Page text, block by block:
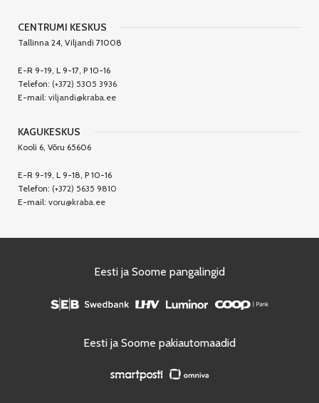
CENTRUMI KESKUS
Tallinna 24, Viljandi 71008
E-R 9-19, L 9-17, P 10-16
Telefon: (+372) 5305 3936
E-mail: viljandi@kraba.ee
KAGUKESKUS
Kooli 6, Võru 65606
E-R 9-19, L 9-18, P 10-16
Telefon: (+372) 5635 9810
E-mail: voru@kraba.ee
Eesti ja Soome pangalingid
Eesti ja Soome pakiautomaadid